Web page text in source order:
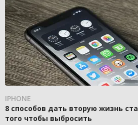
IPHONE
8 способов дать вторую жизнь
того чтобы выбросить